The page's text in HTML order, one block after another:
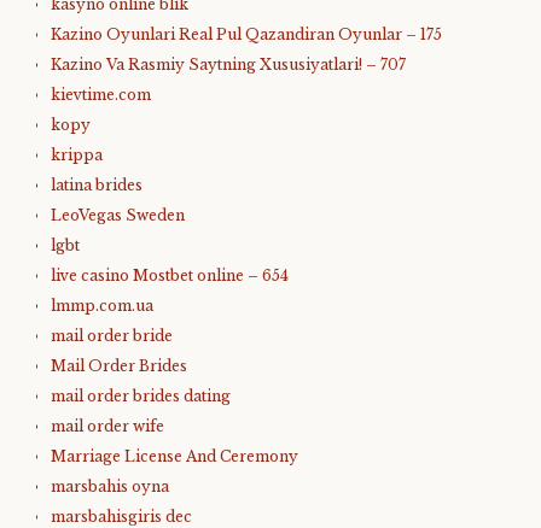
kasyno online blik
Kazino Oyunlari Real Pul Qazandiran Oyunlar – 175
Kazino Va Rasmiy Saytning Xususiyatlari! – 707
kievtime.com
kopy
krippa
latina brides
LeoVegas Sweden
lgbt
live casino Mostbet online – 654
lmmp.com.ua
mail order bride
Mail Order Brides
mail order brides dating
mail order wife
Marriage License And Ceremony
marsbahis oyna
marsbahisgiris dec